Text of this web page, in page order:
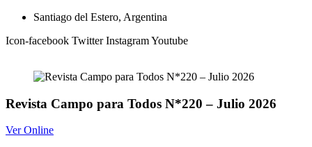
contenido
Santiago del Estero, Argentina
Icon-facebook Twitter InstagramYoutube
Revista Campo para Todos N*220 – Julio 2026
Ver Online